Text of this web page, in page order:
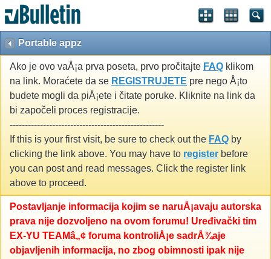
Portable appz
Ako je ovo vaÅ¡a prva poseta, prvo pročitajte FAQ klikom
na link. Moraćete da se REGISTRUJETE pre nego Å¡to
budete mogli da piÅ¡ete i čitate poruke. Kliknite na link da
bi započeli proces registracije.
---------------------------------------------------
If this is your first visit, be sure to check out the FAQ by
clicking the link above. You may have to register before
you can post and read messages. Click the register link
above to proceed.
Postavljanje informacija kojim se naruÅ¡avaju autorska
prava nije dozvoljeno na ovom forumu! Uređivački tim
EX-YU TEAMâ„¢ foruma kontroliÅ¡e sadrÅ¾aje
objavljenih informacija, no zbog obimnosti ipak nije